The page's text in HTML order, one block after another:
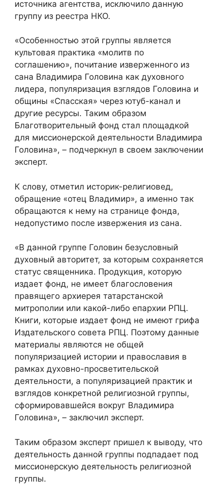
источника агентства, исключило данную
группу из реестра НКО.
«Особенностью этой группы является
культовая практика «молитв по
соглашению», почитание изверженного из
сана Владимира Головина как духовного
лидера, популяризация взглядов Головина и
общины «Спасская» через ютуб-канал и
другие ресурсы. Таким образом
Благотворительный фонд стал площадкой
для миссионерской деятельности Владимира
Головина», – подчеркнул в своем заключении
эксперт.
К слову, отметил историк-религиовед,
обращение «отец Владимир», а именно так
обращаются к нему на странице фонда,
недопустимо после извержения из сана.
«В данной группе Головин безусловный
духовный авторитет, за которым сохраняется
статус священника. Продукция, которую
издает фонд, не имеет благословения
правящего архиерея татарстанской
митрополии или какой-либо епархии РПЦ.
Книги, которые издает фонд не имеют грифа
Издательского совета РПЦ. Поэтому данные
материалы являются не общей
популяризацией истории и православия в
рамках духовно-просветительской
деятельности, а популяризацией практик и
взглядов конкретной религиозной группы,
сформировавшейся вокруг Владимира
Головина», – заключил эксперт.
Таким образом эксперт пришел к выводу, что
деятельность данной группы подпадает под
миссионерскую деятельность религиозной
группы.